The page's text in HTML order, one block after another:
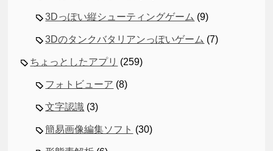
3Dっぽい縦シューティングゲーム (9)
3Dのタンクバタリアンっぽいゲーム (7)
ちょっとしたアプリ (259)
フォトビューア (8)
文字認識 (3)
簡易画像編集ソフト (30)